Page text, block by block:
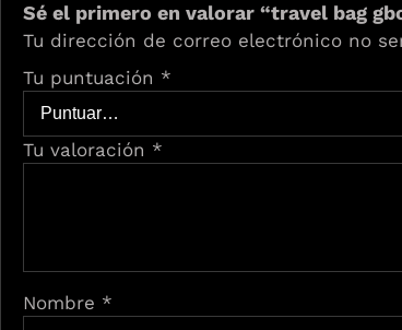
Sé el primero en valorar “travel bag
Tu dirección de correo electrónico no
Tu puntuación *
Tu valoración *
Nombre *